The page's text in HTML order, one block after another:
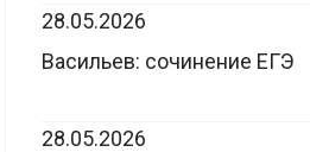
28.05.2026
Васильев: сочинение ЕГЭ
28.05.2026